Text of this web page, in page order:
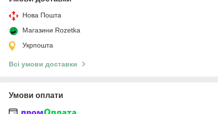
Нова Пошта
Магазини Rozetka
Укрпошта
Всі умови доставки
Умови оплати